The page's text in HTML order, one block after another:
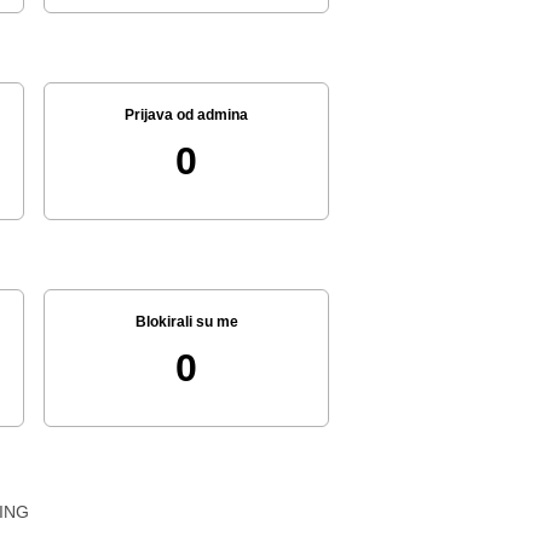
Prijava od admina
0
Blokirali su me
0